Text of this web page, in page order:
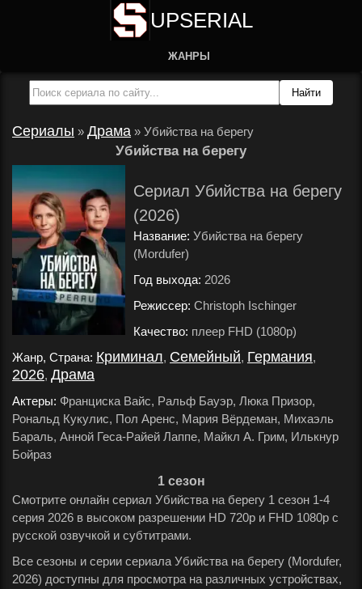
UPSERIAL
ЖАНРЫ
Сериалы » Драма » Убийства на берегу
Убийства на берегу
Сериал Убийства на берегу
(2026)
Название: Убийства на берегу
(Mordufer)
Год выхода: 2026
Режиссер: Christoph Ischinger.
Качество: плеер FHD (1080p)
Жанр, Страна: Криминал, Семейный, Германия,
2026, Драма
Актеры: Франциска Вайс, Ральф Бауэр, Люка Призор,
Рональд Кукулис, Пол Аренс, Мария Вёрдеман, Михаэль
Бараль, Анной Геса-Райей Лаппе, Майкл А. Грим, Илькнур
Бойраз
1 сезон
Смотрите онлайн сериал Убийства на берегу 1 сезон 1-4
серия 2026 в высоком разрешении HD 720p и FHD 1080p с
русской озвучкой и субтитрами.
Все сезоны и серии сериала Убийства на берегу (Mordufer,
2026) доступны для просмотра на различных устройствах,